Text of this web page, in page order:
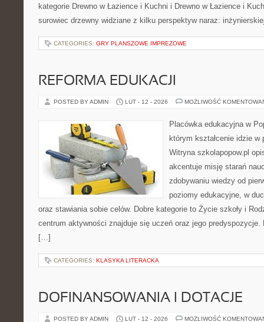
kategorie Drewno w Łazience i Kuchni i Drewno w Łazience i
surowiec drzewny widziane z kilku perspektyw naraz:
CATEGORIES: GRY PLANSZOWE IMPREZOWE
REFORMA EDUKACJI
POSTED BY ADMIN LUT - 12 - 2026 MOŻLIWOŚĆ
Placówka edukacyjna w
którym kształcenie idzie w
Witryna szkolapopow.pl
akcentuje misję starań
zdobywaniu wiedzy od
poziomy edukacyjne, w
oraz stawiania sobie celów. Dobre kategorie to Życie szkoły i
centrum aktywności znajduje się uczeń oraz jego predyspozycje.
[…]
CATEGORIES: KLASYKA LITERACKA
DOFINANSOWANIA I DOTACJE
POSTED BY ADMIN LUT - 12 - 2026 MOŻLIWOŚĆ